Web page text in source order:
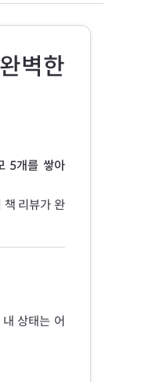
벽한
5개를 쌓아
책 리뷰가 완
상태는 어